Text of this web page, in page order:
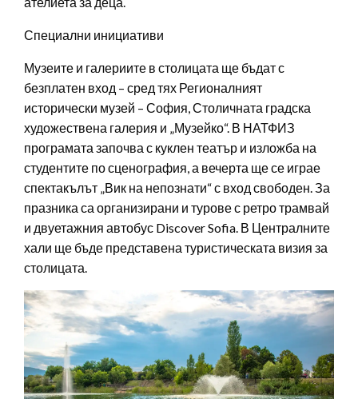
Специални инициативи
Музеите и галериите в столицата ще бъдат с
безплатен вход – сред тях Регионалният
исторически музей – София, Столичната градска
художествена галерия и „Музейко“. В НАТФИЗ
програмата започва с куклен театър и изложба на
студентите по сценография, а вечерта ще се играе
спектакълът „Вик на непознати“ с вход свободен. За
празника са организирани и турове с ретро трамвай
и двуетажния автобус Discover Sofia. В Централните
хали ще бъде представена туристическата визия за
столицата.